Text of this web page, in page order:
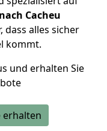
Cacheu
dass alles sicher
kommt.
und erhalten Sie
erhalten